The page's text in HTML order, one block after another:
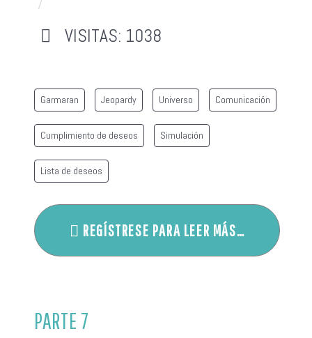
VISITAS: 1038
Garmaran Jeopardy Universo Comunicación
Cumplimiento de deseos Simulación
Lista de deseos
REGÍSTRESE PARA LEER MÁS…
PARTE 7